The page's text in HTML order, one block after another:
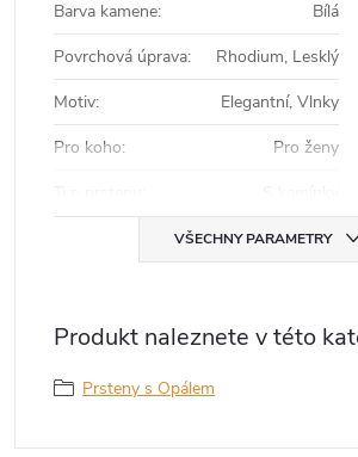
Barva kamene:
Bílá
Povrchová úprava:
Rhodium, Lesklý
Motiv:
Elegantní, Vlnky
Pro koho:
Pro ženy
VŠECHNY PARAMETRY
Produkt naleznete v této
Prsteny s Opálem